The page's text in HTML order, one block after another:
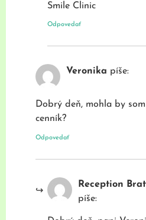
Smile Clinic
Odpovedať
Veronika píše:
Dobrý deň, mohla by
cenník?
Odpovedať
Reception
píše: